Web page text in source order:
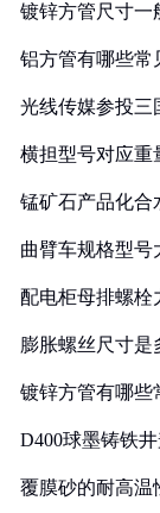
镀锌方管尺寸一
铝方管有哪些常
光线传媒参投三
横担型号对应重
锰矿石产品化合
曲臂车规格型号
配电柜母排螺栓
膨胀螺丝尺寸是
镀锌方管有哪些
D400球墨铸铁
覆膜砂的耐高温